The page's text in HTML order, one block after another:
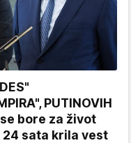
PUTINOVIH
se bore za život
sata krila vest